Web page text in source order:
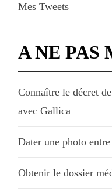
Mes Tweets
A NE PAS
Connaître le décret
avec Gallica
Dater une photo
Obtenir le dossier